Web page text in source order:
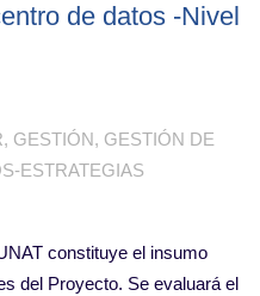
de datos -Nivel
, GESTIÓN, GESTIÓN DE
ESTRATEGIAS
constituye el insumo
del Proyecto. Se evaluará el